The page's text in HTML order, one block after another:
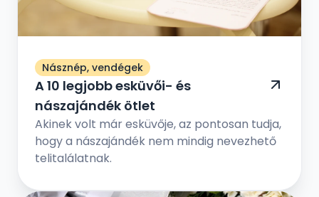
Násznép, vendégek
A 10 legjobb esküvői- és
nászajándék ötlet
Akinek volt már esküvője, az pontosan tudja,
hogy a nászajándék nem mindig nevezhető
telitalálatnak.